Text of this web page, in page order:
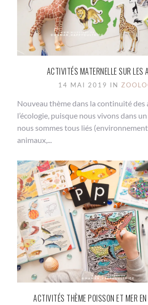
ACTIVITÉS MATERNELLE SUR LES
14 MAI 2019 IN
Nouveau thème dans la continuité des
l’écologie, puisque nous vivons dans
nous sommes tous liés
animaux,...
ACTIVITÉS THÈME POISSON ET MER